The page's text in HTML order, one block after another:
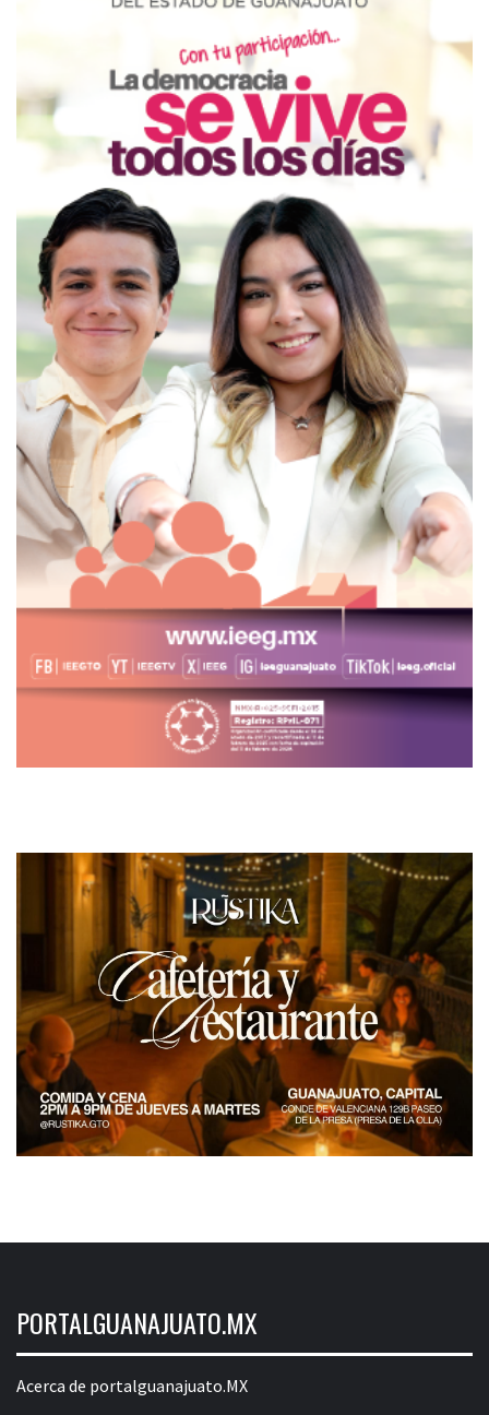
PORTALGUANAJUATO.MX
Acerca de portalguanajuato.MX